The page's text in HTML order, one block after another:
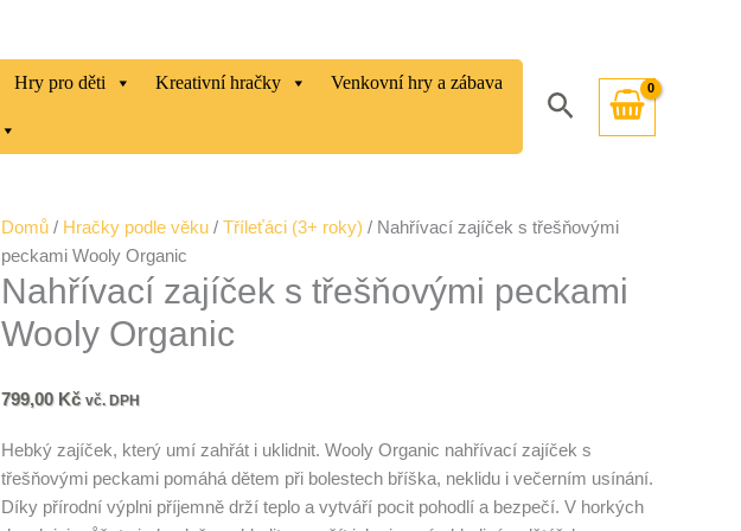
Hry pro děti Kreativní hračky Venkovní hry a zábava
Hledat
Domů / Hračky podle věku / Tříleťáci (3+ roky) / Nahřívací zajíček s třešňovými
peckami Wooly Organic
Nahřívací zajíček s třešňovými peckami
Wooly Organic
799,00 Kč vč. DPH
Hebký zajíček, který umí zahřát i uklidnit. Wooly Organic nahřívací zajíček s
třešňovými peckami pomáhá dětem při bolestech bříška, neklidu i večerním usínání.
Díky přírodní výplni příjemně drží teplo a vytváří pocit pohodlí a bezpečí. V horkých
Nahřívací
zajíček
s
peckami
Organic